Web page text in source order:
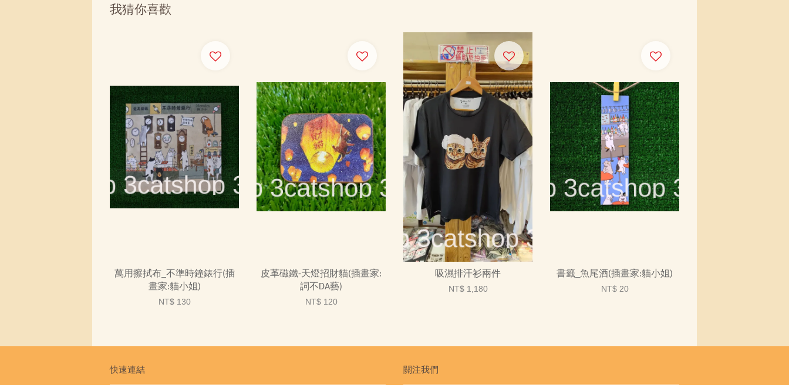
我猜你喜歡
萬用擦拭布_不準時鐘錶行(插
畫家:貓小姐)
NT$ 130
皮革磁鐵-天燈招財貓(插畫家:
詞不DA藝)
NT$ 120
吸濕排汗衫兩件
NT$ 1,180
書籤_魚尾酒(插畫家:貓小姐)
NT$ 20
快速連結 關注我們